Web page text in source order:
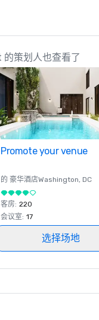
策划人也查看了
Promote your venue
的 豪华酒店Washington, DC
客房: 220
会议室: 17
选择场地